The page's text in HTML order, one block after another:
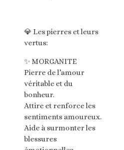
💎 Les pierres et leurs
vertus:
✨ MORGANITE
Pierre de l’amour
véritable et du
bonheur.
Attire et renforce les
sentiments amoureux.
Aide à surmonter les
blessures